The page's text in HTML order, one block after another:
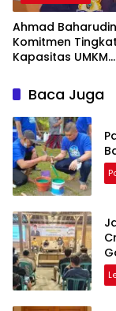
Ahmad Baharudin
Komitmen
Kapasitas UMKM
EksporBaca Juga